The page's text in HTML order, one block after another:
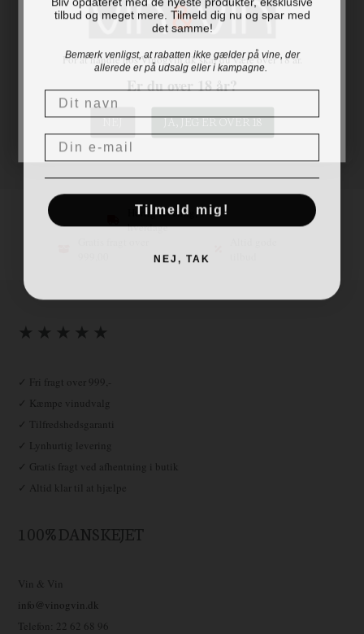
For at handle hos Vinogvin.dk skal du være over 18 år.
Er du over 18 år?
NEJ JA, JEG ER OVER 18
Alkohol 14%
Lagring 10 mdr. fadlagring
Skruelåg Skruelåg
Flaskestr.
Land
Hurtig levering, 1-3
hverdage
★ ★ ★ ★ ★
✓ Fri fragt over 999,-
✓ Kæmpe vinudvalg
✓ Tilfredshedsgaranti
✓ Lynhurtig levering
✓ Gratis fragt ved afhentning i butik
✓ Altid klar til at hjælpe
100% DANSKEJET
Vin & Vin
info@vinogvin.dk
Telefon: 22 62 68 96
tilbud og meget mere. Tilmeld dig nu og spar med
det samme!
Bemærk venligst, at rabatten ikke gælder på vine, der
allerede er på udsalg eller i kampagne.
Navn
Email
Tilmeld mig!
NEJ, TAK